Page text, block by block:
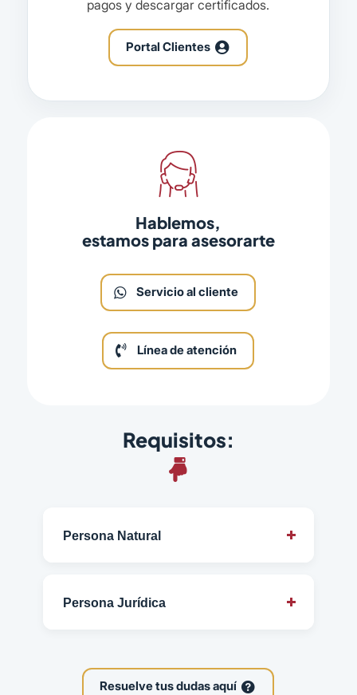
pagos y descargar certificados.
Portal Clientes
Hablemos,
estamos para asesorarte
Servicio al cliente
Línea de atención
Requisitos:
Persona Natural
Persona Jurídica
Resuelve tus dudas aquí